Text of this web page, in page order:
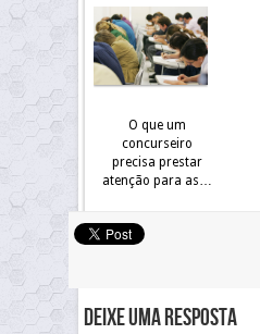
O que um
concurseiro
precisa prestar
atenção para as…
Deixe uma resposta